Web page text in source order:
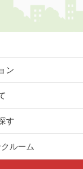
ン
す
ルーム